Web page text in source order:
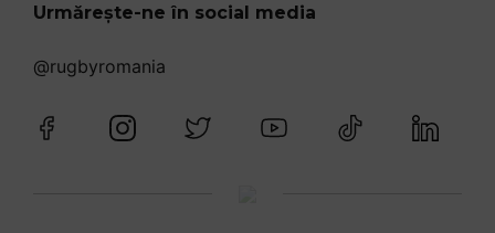
Urmărește-ne în social media
@rugbyromania